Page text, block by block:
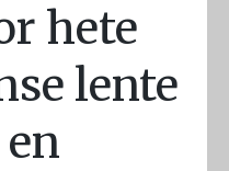
hete
lente